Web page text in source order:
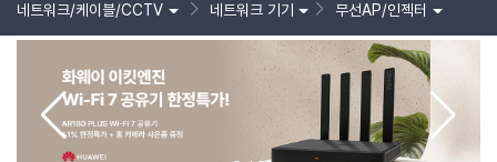
네트워크/케이블/CCTV 네트워크 기기 무선AP/인젝터